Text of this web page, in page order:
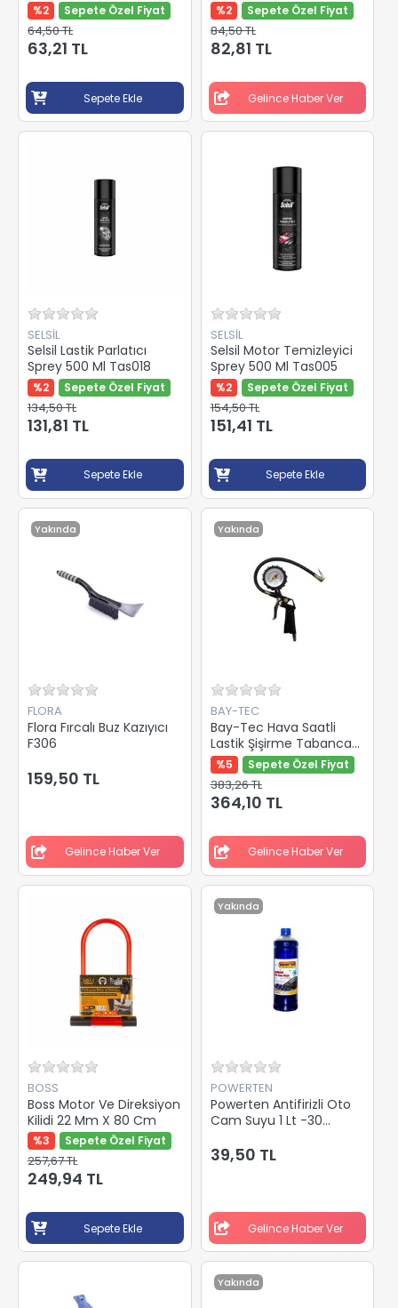
%2 Sepete Özel Fiyat
64,50 TL
63,21 TL
Sepete Ekle
%2 Sepete Özel Fiyat
84,50 TL
82,81 TL
Gelince Haber Ver
SELSİL
Selsil Lastik Parlatıcı
Sprey 500 Ml Tas018
%2 Sepete Özel Fiyat
134,50 TL
131,81 TL
Sepete Ekle
SELSİL
Selsil Motor Temizleyici
Sprey 500 Ml Tas005
%2 Sepete Özel Fiyat
154,50 TL
151,41 TL
Sepete Ekle
Yakında
FLORA
Flora Fırcalı Buz Kazıyıcı
F306
159,50 TL
Gelince Haber Ver
Yakında
BAY-TEC
Bay-Tec Hava Saatli
Lastik Şişirme Tabancası
Mk1296
%5 Sepete Özel Fiyat
383,26 TL
364,10 TL
Gelince Haber Ver
BOSS
Boss Motor Ve Direksiyon
Kilidi 22 Mm X 80 Cm
%3 Sepete Özel Fiyat
257,67 TL
249,94 TL
Sepete Ekle
Yakında
POWERTEN
Powerten Antifirizli Oto
Cam Suyu 1 Lt -30
39,50 TL
Gelince Haber Ver
Yakında